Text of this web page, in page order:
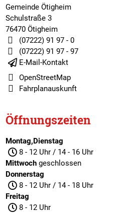
Gemeinde Ötigheim
Schulstraße 3
76470 Ötigheim
(07222) 91 97 - 0
(07222) 91 97 - 97
E-Mail-Kontakt
OpenStreetMap
Fahrplanauskunft
Öffnungszeiten
Montag,Dienstag
8 - 12 Uhr / 14 - 16 Uhr
Mittwochgeschlossen
Donnerstag
8 - 12 Uhr / 14 - 18 Uhr
Freitag
8 - 12 Uhr